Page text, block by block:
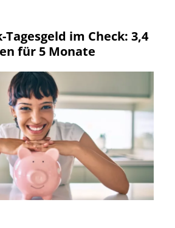
Tagesgeld im Check: 3,4
für 5 Monate